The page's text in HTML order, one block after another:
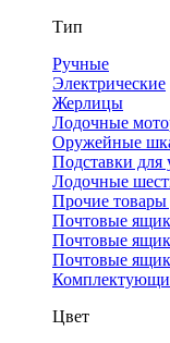
Тип
Ручные
Электрические
Жерлицы
Лодочные
Оружейные
Подставки для
Лодочные
Прочие
Почтовые
Почтовые
Почтовые
Цвет